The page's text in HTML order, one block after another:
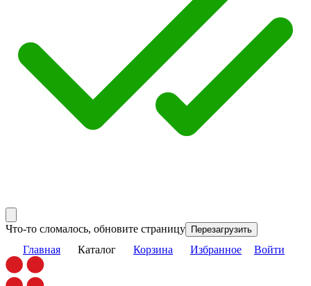
Что-то сломалось, обновите страницу Перезагрузить
Главная Каталог Корзина Избранное Войти